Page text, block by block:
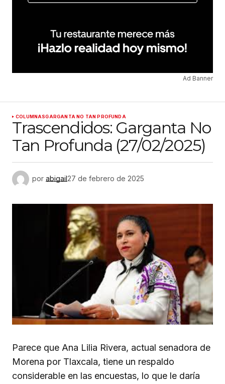
Ad Banner
COLUMNASGARGANTA NO TAN PROFUNDA
Trascendidos: Garganta No
Tan Profunda (27/02/2025)
por abigail27 de febrero de 2025
Parece que Ana Lilia Rivera, actual senadora de
Morena por Tlaxcala, tiene un respaldo
considerable en las encuestas, lo que le daría